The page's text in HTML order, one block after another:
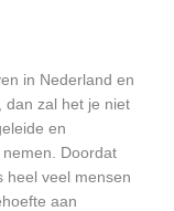
in Nederland en
dan zal het je niet
en
Doordat
heel veel mensen
aan